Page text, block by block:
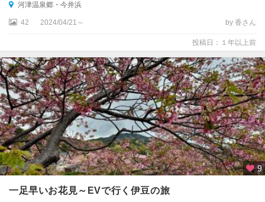
河津温泉郷・今井浜
42 2024/04/21～ by 香さん
投稿日：１年以上前
9
一足早いお花見～EVで行く伊豆の旅